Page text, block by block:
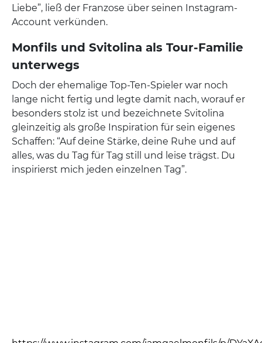
Liebe”, ließ der Franzose über seinen Instagram-
Account verkünden.
Monfils und Svitolina als Tour-Familie
unterwegs
Doch der ehemalige Top-Ten-Spieler war noch
lange nicht fertig und legte damit nach, worauf er
besonders stolz ist und bezeichnete Svitolina
gleinzeitig als große Inspiration für sein eigenes
Schaffen: “Auf deine Stärke, deine Ruhe und auf
alles, was du Tag für Tag still und leise trägst. Du
inspirierst mich jeden einzelnen Tag”.